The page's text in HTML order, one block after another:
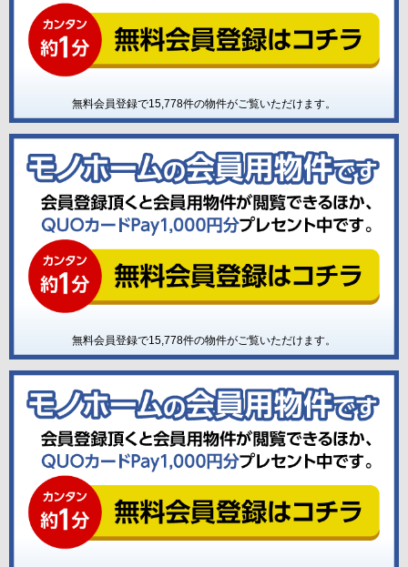
無料会員登録で15,778件の物件がご覧いただけます。
無料会員登録で15,778件の物件がご覧いただけます。